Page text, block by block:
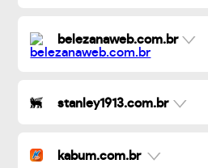
belezanaweb.com.br
stanley1913.com.br
kabum.com.br